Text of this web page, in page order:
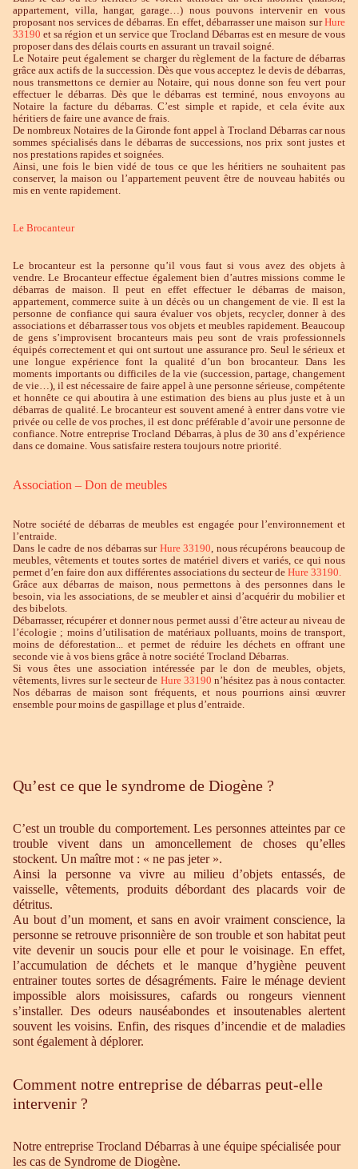
appartement, villa, hangar, garage…) nous pouvons intervenir en vous
proposant nos services de débarras. En effet, débarrasser une maison surHure
33190 et sa région et un service que Trocland Débarras est en mesure de vous
proposer dans des délais courts en assurant un travail soigné.
Le Notaire peut également se charger du règlement de la facture de débarras
grâce aux actifs de la succession. Dès que vous acceptez le devis de débarras,
nous transmettons ce dernier au Notaire, qui nous donne son feu vert pour
effectuer le débarras. Dès que le débarras est terminé, nous envoyons au
Notaire la facture du débarras. C’est simple et rapide, et cela évite aux
héritiers de faire une avance de frais.
De nombreux Notaires de la Gironde font appel à Trocland Débarras car nous
sommes spécialisés dans le débarras de successions, nos prix sont justes et
nos prestations rapides et soignées.
Ainsi, une fois le bien vidé de tous ce que les héritiers ne souhaitent pas
conserver, la maison ou l’appartement peuvent être de nouveau habités ou
mis en vente rapidement.
Le Brocanteur
Le brocanteur est la personne qu’il vous faut si vous avez des objets à
vendre. Le Brocanteur effectue également bien d’autres missions comme le
débarras de maison. Il peut en effet effectuer le débarras de maison,
appartement, commerce suite à un décès ou un changement de vie. Il est la
personne de confiance qui saura évaluer vos objets, recycler, donner à des
associations et débarrasser tous vos objets et meubles rapidement. Beaucoup
de gens s’improvisent brocanteurs mais peu sont de vrais professionnels
équipés correctement et qui ont surtout une assurance pro. Seul le sérieux et
une longue expérience font la qualité d’un bon brocanteur. Dans les
moments importants ou difficiles de la vie (succession, partage, changement
de vie…), il est nécessaire de faire appel à une personne sérieuse, compétente
et honnête ce qui aboutira à une estimation des biens au plus juste et à un
débarras de qualité. Le brocanteur est souvent amené à entrer dans votre vie
privée ou celle de vos proches, il est donc préférable d’avoir une personne de
confiance. Notre entreprise Trocland Débarras, à plus de 30 ans d’expérience
dans ce domaine. Vous satisfaire restera toujours notre priorité.
Association – Don de meubles
Notre société de débarras de meubles est engagée pour l’environnement et
l’entraide.
Dans le cadre de nos débarras sur Hure 33190, nous récupérons beaucoup de
meubles, vêtements et toutes sortes de matériel divers et variés, ce qui nous
permet d’en faire don aux différentes associations du secteur de Hure 33190.
Grâce aux débarras de maison, nous permettons à des personnes dans le
besoin, via les associations, de se meubler et ainsi d’acquérir du mobilier et
des bibelots.
Débarrasser, récupérer et donner nous permet aussi d’être acteur au niveau de
l’écologie ; moins d’utilisation de matériaux polluants, moins de transport,
moins de déforestation... et permet de réduire les déchets en offrant une
seconde vie à vos biens grâce à notre société Trocland Débarras.
Si vous êtes une association intéressée par le don de meubles, objets,
vêtements, livres sur le secteur de Hure 33190 n’hésitez pas à nous contacter.
Nos débarras de maison sont fréquents, et nous pourrions ainsi œuvrer
ensemble pour moins de gaspillage et plus d’entraide.
Qu’est ce que le syndrome de Diogène ?
C’est un trouble du comportement. Les personnes atteintes par ce
trouble vivent dans un amoncellement de choses qu’elles
stockent. Un maître mot : « ne pas jeter ».
Ainsi la personne va vivre au milieu d’objets entassés, de
vaisselle, vêtements, produits débordant des placards voir de
détritus.
Au bout d’un moment, et sans en avoir vraiment conscience, la
personne se retrouve prisonnière de son trouble et son habitat peut
vite devenir un soucis pour elle et pour le voisinage. En effet,
l’accumulation de déchets et le manque d’hygiène peuvent
entrainer toutes sortes de désagréments. Faire le ménage devient
impossible alors moisissures, cafards ou rongeurs viennent
s’installer. Des odeurs nauséabondes et insoutenables alertent
souvent les voisins. Enfin, des risques d’incendie et de maladies
sont également à déplorer.
Comment notre entreprise de débarras peut-elle
intervenir ?
Notre entreprise Trocland Débarras à une équipe spécialisée pour
les cas de Syndrome de Diogène.